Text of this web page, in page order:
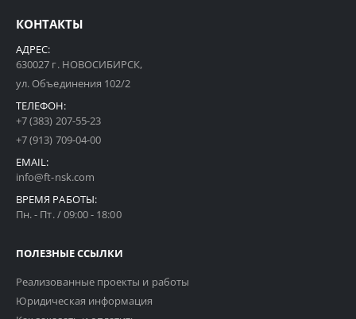
КОНТАКТЫ
АДРЕС:
630027 г. НОВОСИБИРСК,
ул. Объединения 102/2
ТЕЛЕФОН:
+7 (383) 207-55-23
+7 (913) 709-04-00
EMAIL:
info@ft-nsk.com
ВРЕМЯ РАБОТЫ:
Пн. - Пт. / 09:00 - 18:00
ПОЛЕЗНЫЕ ССЫЛКИ
Реализованные проекты и работы
Юридическая информация